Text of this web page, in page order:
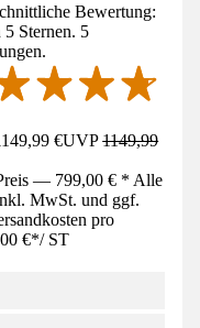
Bewertung:
5 Sternen. 5
€UVP1149,99
— 799,00 € * Alle
MwSt. und ggf.
pro
€*/ ST